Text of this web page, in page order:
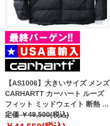
【AS1006】大きいサイズ メンズ
CARHARTT カーハート ルーズ
フィット ミッドウェイト 断熱 ジ
ャケット Montana Loose Fit
定価 ￥49,500(税込)